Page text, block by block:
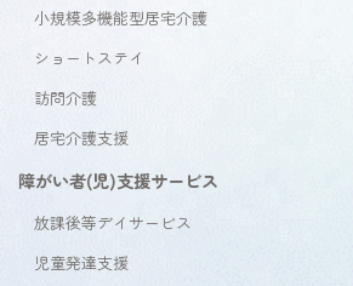
小規模多機能型居宅介護
ショートステイ
訪問介護
居宅介護支援
障がい者(児)支援サービス
放課後等デイサービス
児童発達支援